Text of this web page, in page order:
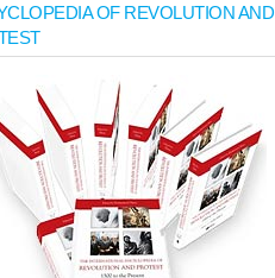
OF REVOLUTION AND